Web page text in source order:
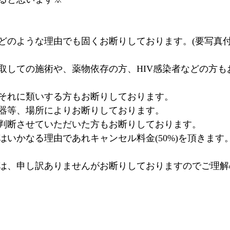
のような理由でも固くお断りしております。(要写真
しての施術や、薬物依存の方、HIV感染者などの方も
に類いする方もお断りしております。
、場所によりお断りしております。
させていただいた方もお断りしております。
いかなる理由であれキャンセル料金(50%)を頂きます
申し訳ありませんがお断りしておりますのでご理